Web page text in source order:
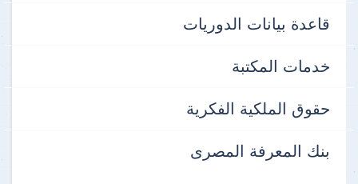
قاعدة بيانات الدوريات
خدمات المكتبة
حقوق الملكية الفكرية
بنك المعرفة المصرى